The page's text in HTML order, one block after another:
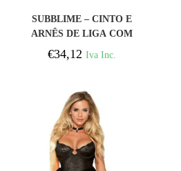
SUBBLIME – CINTO E
ARNÊS DE LIGA COM
ANÉIS E CORRENTE
DETALHE TAMANHO
€34,12 Iva Inc.